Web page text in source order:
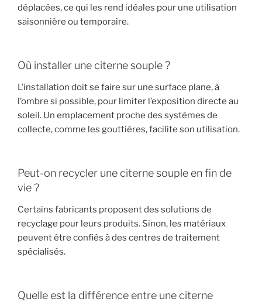
déplacées, ce qui les rend idéales pour une utilisation
saisonnière ou temporaire.
Où installer une citerne souple ?
L’installation doit se faire sur une surface plane, à
l’ombre si possible, pour limiter l’exposition directe au
soleil. Un emplacement proche des systèmes de
collecte, comme les gouttières, facilite son utilisation.
Peut-on recycler une citerne souple en fin de
vie ?
Certains fabricants proposent des solutions de
recyclage pour leurs produits. Sinon, les matériaux
peuvent être confiés à des centres de traitement
spécialisés.
Quelle est la différence entre une citerne